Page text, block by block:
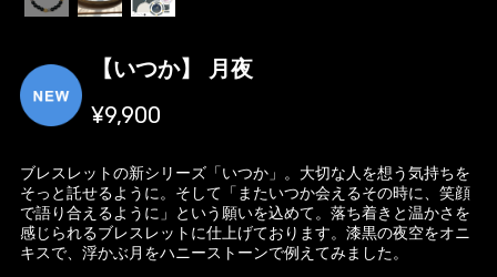
【いつか】 月夜
¥9,900
ブレスレットの新シリーズ「いつか」。大切な人を想う気持ちを
そっと託せるように。そして「またいつか会えるその時に、笑顔
で語り合えるように」という願いを込めて。落ち着きと温かさを
感じられるブレスレットに仕上げております。漆黒の夜空をオニ
キスで、浮かぶ月をハニーストーンで例えてみました。